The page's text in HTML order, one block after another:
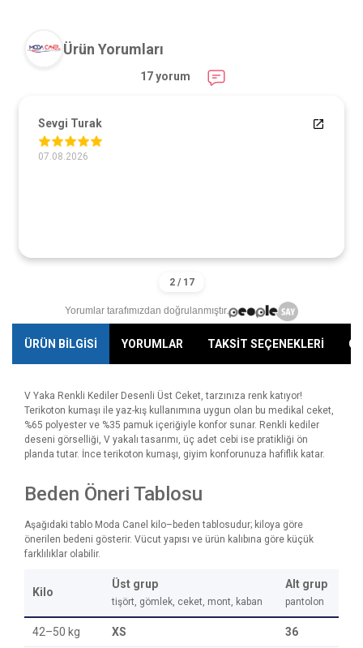
Ürün Yorumları
17 yorum
Sevgi Turak
07.08.2026
Yorumlar tarafımızdan doğrulanmıştır.
ÜRÜN BİLGİSİ YORUMLAR TAKSİT SEÇENEKLERİ
V Yaka Renkli Kediler Desenli Üst Ceket, tarzınıza renk katıyor!
Terikoton kumaşı ile yaz-kış kullanımına uygun olan bu medikal ceket,
%65 polyester ve %35 pamuk içeriğiyle konfor sunar. Renkli kediler
deseni görselliği, V yakalı tasarımı, üç adet cebi ise pratikliği ön
planda tutar. İnce terikoton kumaşı, giyim konforunuza hafiflik katar.
Beden Öneri Tablosu
Aşağıdaki tablo Moda Canel kilo–beden tablosudur; kiloya göre
önerilen bedeni gösterir. Vücut yapısı ve ürün kalıbına göre küçük
farklılıklar olabilir.
Kilo
Üst grup
tişört, gömlek, ceket, mont, kaban
Alt grup
pantolon
42–50 kg XS 36